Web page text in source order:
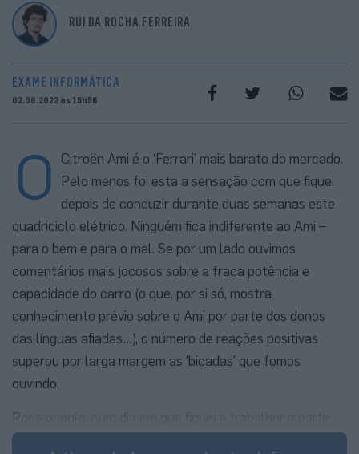
RUI DA ROCHA FERREIRA
EXAME INFORMÁTICA
02.06.2022 às 15h56
O
Citroën Ami é o ‘Ferrari’ mais barato do mercado.
Pelo menos foi esta a sensação com que fiquei
depois de conduzir durante duas semanas este
quadriciclo elétrico. Ninguém fica indiferente ao Ami –
para o bem e para o mal. Se por um lado ouvimos
comentários mais jocosos sobre a fraca potência e
capacidade do carro (o que, por si só, mostra
conhecimento prévio sobre o Ami por parte dos donos
das línguas afiadas…), o número de reações positivas
superou por larga margem as ‘bicadas’ que fomos
ouvindo.
Por exemplo, num dia em que fiquei a trabalhar a partir
de casa e o carro estava estacionado na rua, fiz algumas